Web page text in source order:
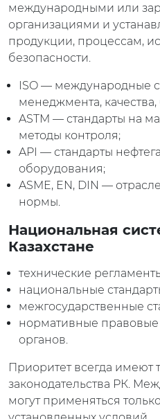
международными или
организациями и
продукции, процессам,
безопасности.
ISO — международные
менеджмента, качества,
ASTM — стандарты на
методы контроля;
API — стандарты
оборудования;
ASME, EN, DIN —
нормы.
Национальная
Казахстане
технические
национальные
межгосударственные
нормативные
органов.
Приоритет всегда имеют
законодательства РК.
могут применяться